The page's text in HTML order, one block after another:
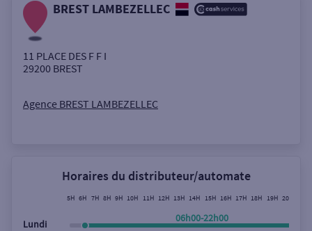
Autour de moi
Rechercher
BREST LAMBEZELLEC
11 PLACE DES F F I
29200 BREST
Agence BREST LAMBEZELLEC
Horaires du distributeur/automate
5H 6H 7H 8H 9H 10H 11H 12H 13H 14H 15H 16H 17H 18H 19H 20H
Lundi
06h00-22h00